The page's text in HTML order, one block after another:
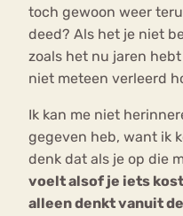
toch gewoon weer
deed? Als het je niet
zoals het nu jaren
niet meteen verleerd
Ik kan me niet
gegeven heb, want ik
denk dat als je op die
voelt alsof je iets
alleen denkt vanuit